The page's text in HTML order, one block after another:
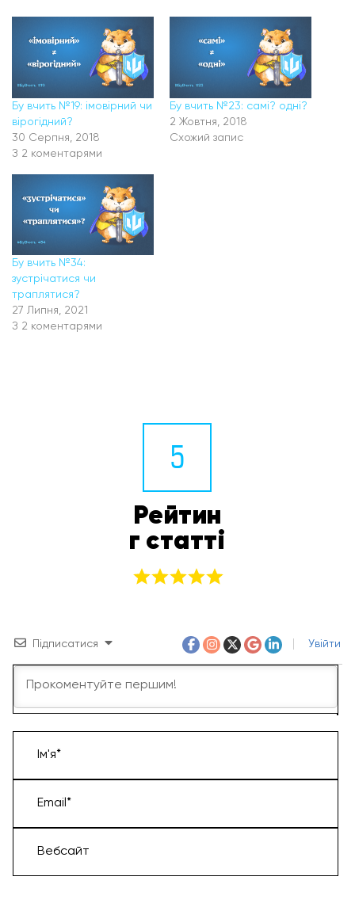
Бу вчить №19: імовірний чи
вірогідний?
30 Серпня, 2018
З 2 коментарями
Бу вчить №23: самі? одні?
2 Жовтня, 2018
Схожий запис
Бу вчить №34:
зустрічатися чи
траплятися?
27 Липня, 2021
З 2 коментарями
5
Рейтин
г статті
Підписатися Увійти
Ім'я*
Email*
Вебсайт